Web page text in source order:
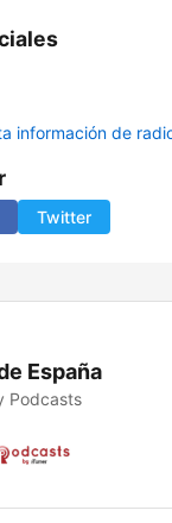
información de
Twitter
España
Podcasts